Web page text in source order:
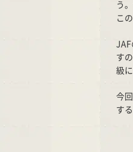
う
こ
JAF
す
級
今
す